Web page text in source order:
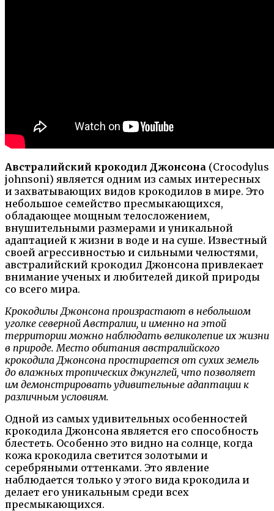
Австралийский крокодил Джонсона (Crocodylus
johnsoni) является одним из самых интересных
и захватывающих видов крокодилов в мире. Это
небольшое семейство пресмыкающихся,
обладающее мощным телосложением,
внушительными размерами и уникальной
адаптацией к жизни в воде и на суше. Известный
своей агрессивностью и сильными челюстями,
австралийский крокодил Джонсона привлекает
внимание ученых и любителей дикой природы
со всего мира.
Крокодилы Джонсона произрастают в небольшом
уголке северной Австралии, и именно на этой
территории можно наблюдать великолепие их жизни
в природе. Место обитания австралийского
крокодила Джонсона простирается от сухих земель
до влажных тропических джунглей, что позволяет
им демонстрировать удивительные адаптации к
различным условиям.
Одной из самых удивительных особенностей
крокодила Джонсона является его способность
блестеть. Особенно это видно на солнце, когда
кожа крокодила светится золотыми и
серебряными оттенками. Это явление
наблюдается только у этого вида крокодила и
делает его уникальным среди всех
пресмыкающихся.